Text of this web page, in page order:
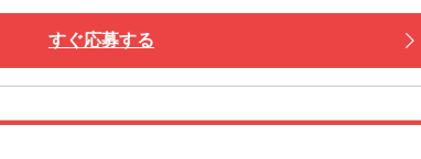
すぐ応募する